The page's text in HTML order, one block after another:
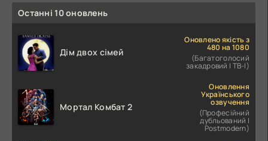
Останні 10 оновлень
Дім двох сімей
Оновлено якість з
480 на 1080
(Багатоголосий
закадровий | ТВ-І)
Мортал Комбат 2
Оновлення
Українського
озвучення
(Професійний
дубльований |
Postmodern)